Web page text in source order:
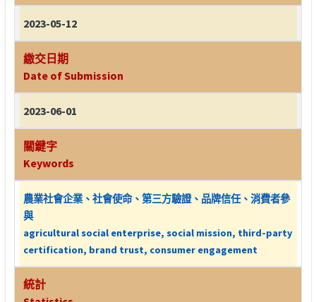
2023-05-12
繳交日期
Date of Submission
2023-06-01
關鍵字
Keywords
農業社會企業、社會使命、第三方驗證、品牌信任、消費者參
與
agricultural social enterprise, social mission, third-party
certification, brand trust, consumer engagement
統計